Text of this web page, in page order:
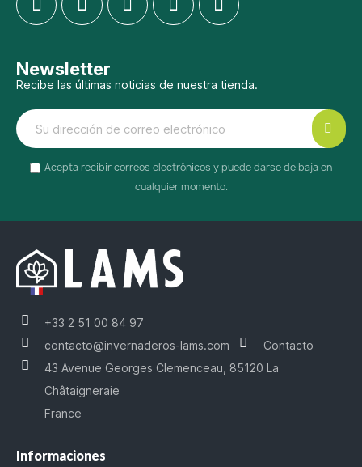
Newsletter
Recibe las últimas noticias de nuestra tienda.
Acepta recibir correos electrónicos y puede darse de baja en
cualquier momento.
+33 2 51 00 84 97
contacto@invernaderos-lams.com
Contacto
43 Avenue Georges Clemenceau, 85120 La
Châtaigneraie
France
Informaciones